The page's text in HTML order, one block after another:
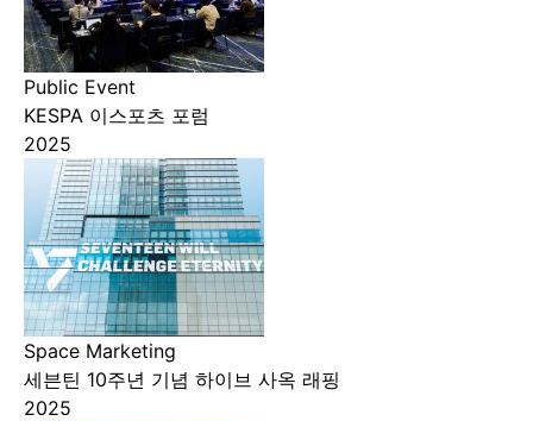
Public Event
KESPA 이스포츠 포럼
2025
Space Marketing
세븐틴 10주년 기념 하이브 사옥 래핑
2025